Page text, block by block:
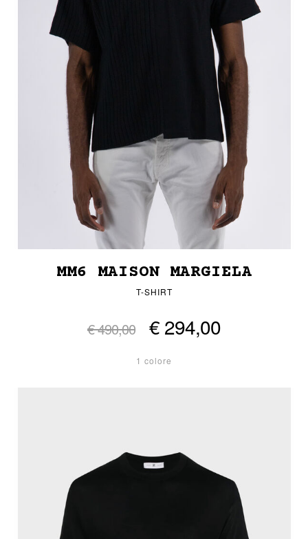
MM6 MAISON MARGIELA
T-SHIRT
€ 490,00 € 294,00
1 colore